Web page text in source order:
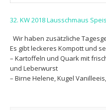
32. KW 2018 Lausschmaus
Wir haben zusätzliche
Es gibt leckeres Kompott und
– Kartoffeln und Quark mit
und Leberwurst
– Birne Helene, Kugel